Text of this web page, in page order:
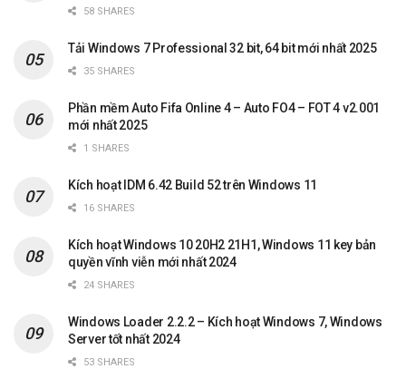
58 SHARES
Tải Windows 7 Professional 32 bit, 64 bit mới nhất 2025
35 SHARES
Phần mềm Auto Fifa Online 4 – Auto FO4 – FOT 4 v2.001
mới nhất 2025
1 SHARES
Kích hoạt IDM 6.42 Build 52 trên Windows 11
16 SHARES
Kích hoạt Windows 10 20H2 21H1, Windows 11 key bản
quyền vĩnh viễn mới nhất 2024
24 SHARES
Windows Loader 2.2.2 – Kích hoạt Windows 7, Windows
Server tốt nhất 2024
53 SHARES